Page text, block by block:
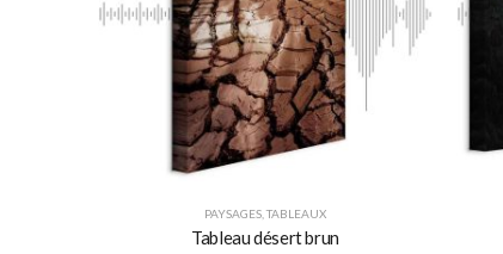
PAYSAGES TABLEAUX
Tableau désert brun